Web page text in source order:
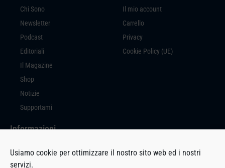
Usiamo cookie per ottimizzare il nostro sito web ed i nostri
servizi.
Chi Sono
Newsletter
Podcast
Editoriali
Il Magazine
Shop
Notizie
Supportami
Il mio account
Carrello
Privacy
Cookie Policy (UE)
Informazioni
Insert Coin è un prodotto editoriale a cura di Massimiliano Di Marco, con
sede in Via Milano, 94 – 27029 Vigevano (PV).